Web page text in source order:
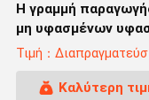
Η γραμμή
μη υφασμένων
Τιμή：
Καλύτερη